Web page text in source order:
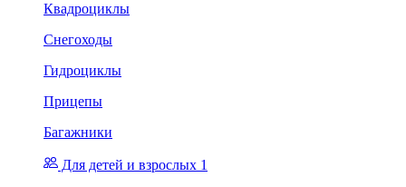
Квадроциклы
Снегоходы
Гидроциклы
Прицепы
Багажники
Для детей и взрослых 1